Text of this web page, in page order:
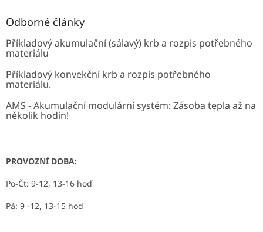
Odborné články
Příkladový akumulační (sálavý) krb a rozpis potřebného
materiálu
Příkladový konvekční krb a rozpis potřebného
materiálu.
AMS - Akumulační modulární systém: Zásoba tepla až na
několik hodin!
PROVOZNÍ DOBA:
Po-Čt: 9-12, 13-16 hoď
Pá: 9 -12, 13-15 hoď